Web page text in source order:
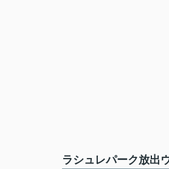
ラシュレパーク放出